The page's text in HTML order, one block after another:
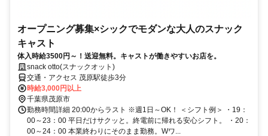
オープニング募集×シックでモダンな大人のスナック
キャスト
体入時給3500円～！送迎無料。キャストが働きやすいお店を。
snack otto(スナックオット)
交通・アクセス 茂原駅徒歩3分
時給3,000円以上
千葉県茂原市
勤務時間詳細 20:00からラスト ※週1日～OK！ ＜シフト例＞ ・19：
00～23：00 平日だけサクッと。終電前に帰れる安心シフト。 ・20：
00～24：00 本業終わりにそのまま勤務。Wワ...